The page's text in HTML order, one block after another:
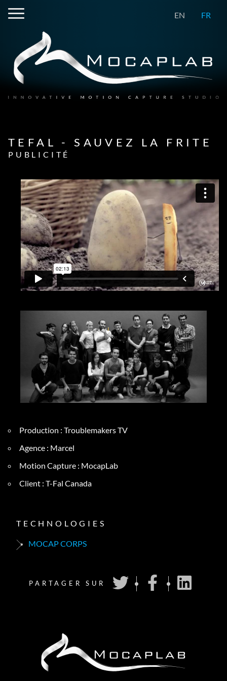
EN FR
TEFAL - SAUVEZ LA FRITE
PUBLICITÉ
Production : Troublemakers TV
Agence : Marcel
Motion Capture : MocapLab
Client : T-Fal Canada
TECHNOLOGIES
MOCAP CORPS
PARTAGER SUR